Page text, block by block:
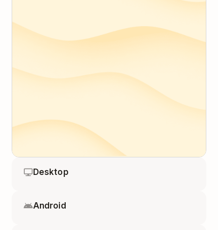
Desktop
Android